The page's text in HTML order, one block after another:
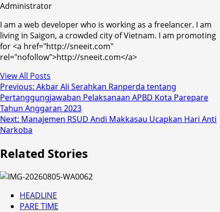
Administrator
I am a web developer who is working as a freelancer. I am
living in Saigon, a crowded city of Vietnam. I am promoting
for <a href="http://sneeit.com"
rel="nofollow">http://sneeit.com</a>
View All Posts
Post
navigation
Previous: Akbar Ali Serahkan Ranperda tentang
Pertanggungjawaban Pelaksanaan APBD Kota Parepare
Tahun Anggaran 2023
Next: Manajemen RSUD Andi Makkasau Ucapkan Hari Anti
Narkoba
Related Stories
HEADLINE
PARE TIME